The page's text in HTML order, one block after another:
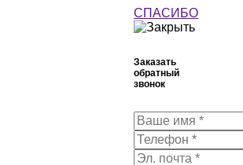
СПАСИБО
Заказать
обратный
звонок